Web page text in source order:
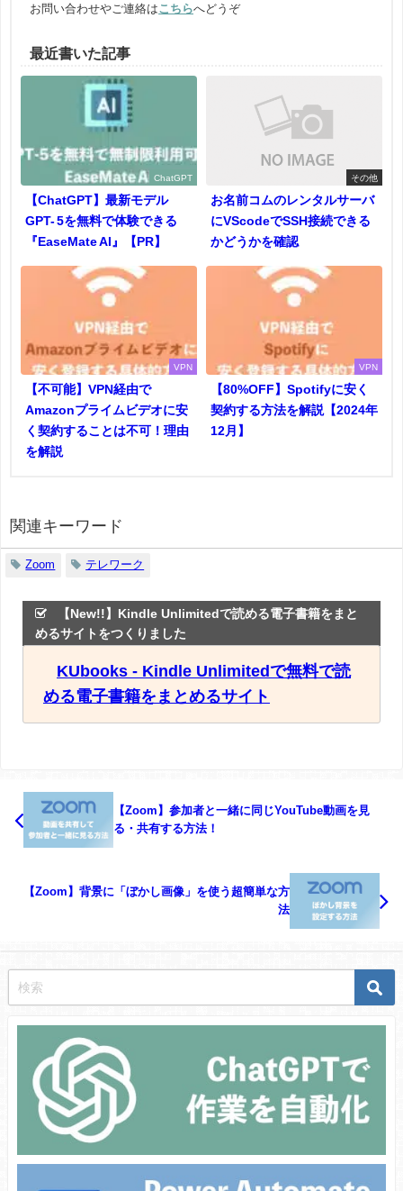
お問い合わせやご連絡は こちらへどうぞ
最近書いた記事
ChatGPT
【ChatGPT】最新モデル
GPT- 5を無料で体験できる
『EaseMate AI』【PR】
その他
お名前コムのレンタルサーバ
にVScodeでSSH接続できる
かどうかを確認
VPN
【不可能】VPN経由で
Amazonプライムビデオに安
く契約することは不可！理由
を解説
VPN
【80%OFF】Spotifyに安く
契約する方法を解説【2024年
12月】
関連キーワード
Zoom テレワーク
【New!!】Kindle Unlimitedで読める電子書籍をまと
めるサイトをつくりました
KUbooks - Kindle Unlimitedで無料で読
める電子書籍をまとめるサイト
【Zoom】参加者と一緒に同じYouTube動画を見
る・共有する方法！
【Zoom】背景に「ぼかし画像」を使う超簡単な方
法